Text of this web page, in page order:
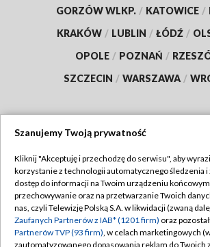
GORZÓW WLKP. / KATOWICE /
KRAKÓW / LUBLIN / ŁÓDŹ /
OPOLE / POZNAŃ /
SZCZECIN / WARSZAWA /
TVP
Abonament TVP
Emisja w TVP
Centrum informacji TVP
Regulamin TVP
Polityka prywatności
Moje zgody
Szanujemy Twoją prywatność
Kliknij "Akceptuję i przechodzę do serwisu", aby
korzystanie z technologii automatycznego śledzenia i
dostęp do informacji na Twoim urządzeniu
przechowywanie oraz na przetwarzanie Twoich
nas, czyli Telewizję Polską S.A. w likwidacji (zwaną
Zaufanych Partnerów z IAB* (1201 firm) oraz
Partnerów TVP (93 firm), w celach marketingowych
zautomatyzowanego dopasowania reklam do Twoich